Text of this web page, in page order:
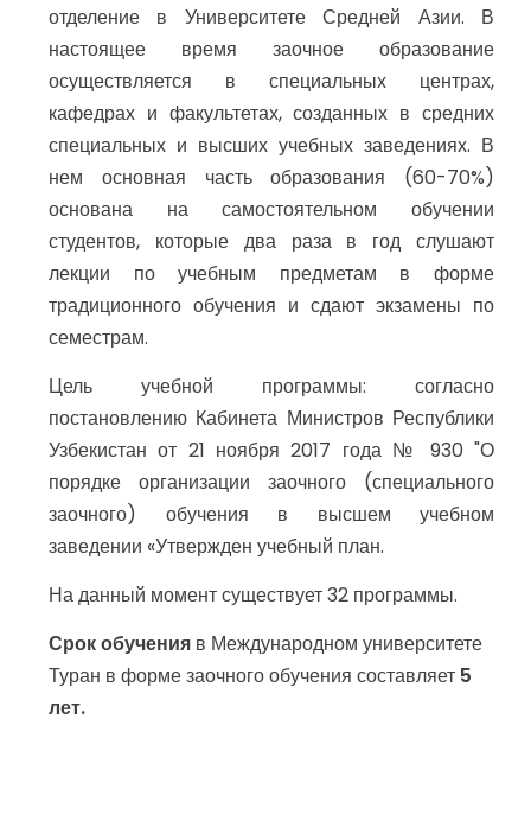
отделение в Университете Средней Азии. В
настоящее время заочное образование
осуществляется в специальных центрах,
кафедрах и факультетах, созданных в средних
специальных и высших учебных заведениях. В
нем основная часть образования (60-70%)
основана на самостоятельном обучении
студентов, которые два раза в год слушают
лекции по учебным предметам в форме
традиционного обучения и сдают экзамены по
семестрам.
Цель учебной программы: согласно
постановлению Кабинета Министров Республики
Узбекистан от 21 ноября 2017 года № 930 "О
порядке организации заочного (специального
заочного) обучения в высшем учебном
заведении «Утвержден учебный план.
На данный момент существует 32 программы.
Срок обучения в Международном университете
Туран в форме заочного обучения составляет 5
лет.